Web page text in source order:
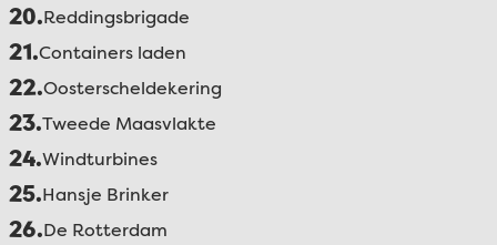
20. Reddingsbrigade
21.Containers laden
22.Oosterscheldekering
23.Tweede Maasvlakte
24.Windturbines
25. Hansje Brinker
26. De Rotterdam